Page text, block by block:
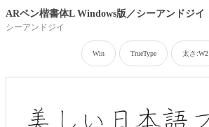
ARペン楷書体L Windows版／シーアンドジイ
シーアンドジイ
Win TrueType 太さ:W2